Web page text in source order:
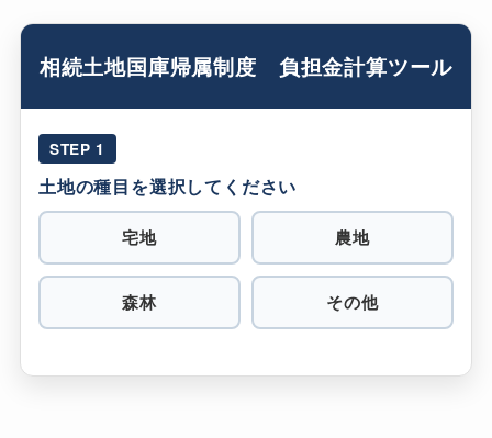
相続土地国庫帰属制度 負担金計算ツール
STEP 1
土地の種目を選択してください
宅地 農地
森林 その他